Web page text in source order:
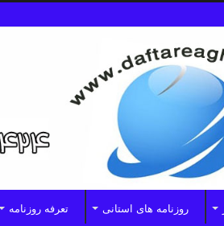
روزنامه های استانی تعرفه روزنامه